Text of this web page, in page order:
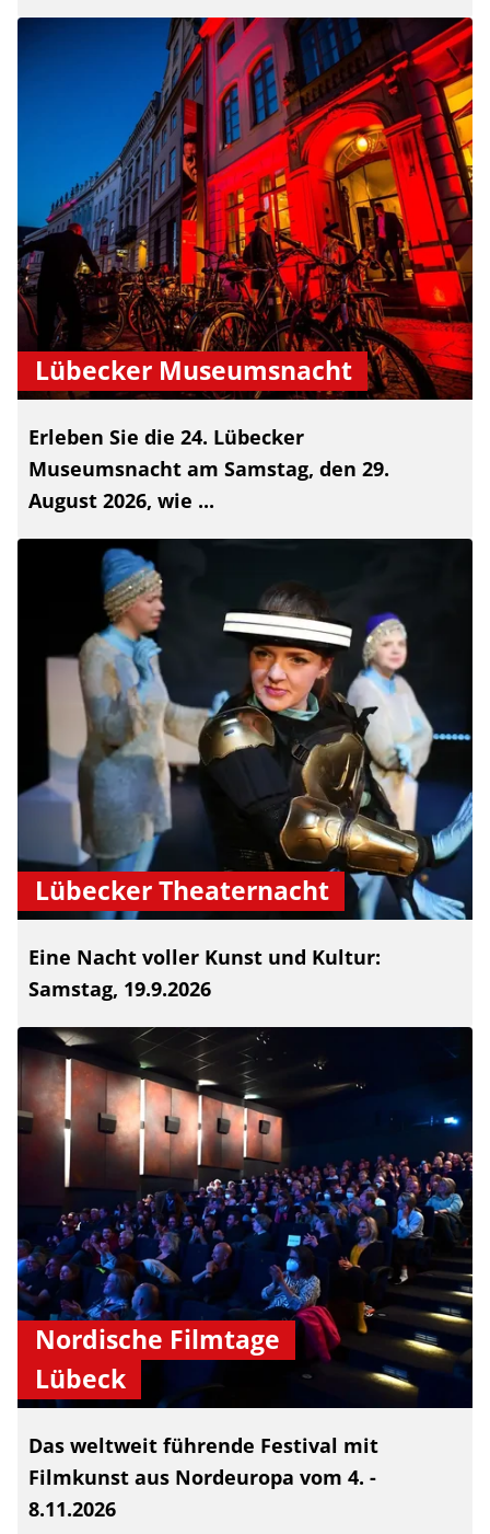
Lübecker Museumsnacht
Erleben Sie die 24. Lübecker
Museumsnacht am Samstag, den 29.
August 2026, wie ...
Lübecker Theaternacht
Eine Nacht voller Kunst und Kultur:
Samstag, 19.9.2026
Nordische Filmtage
Lübeck
Das weltweit führende Festival mit
Filmkunst aus Nordeuropa vom 4. -
8.11.2026